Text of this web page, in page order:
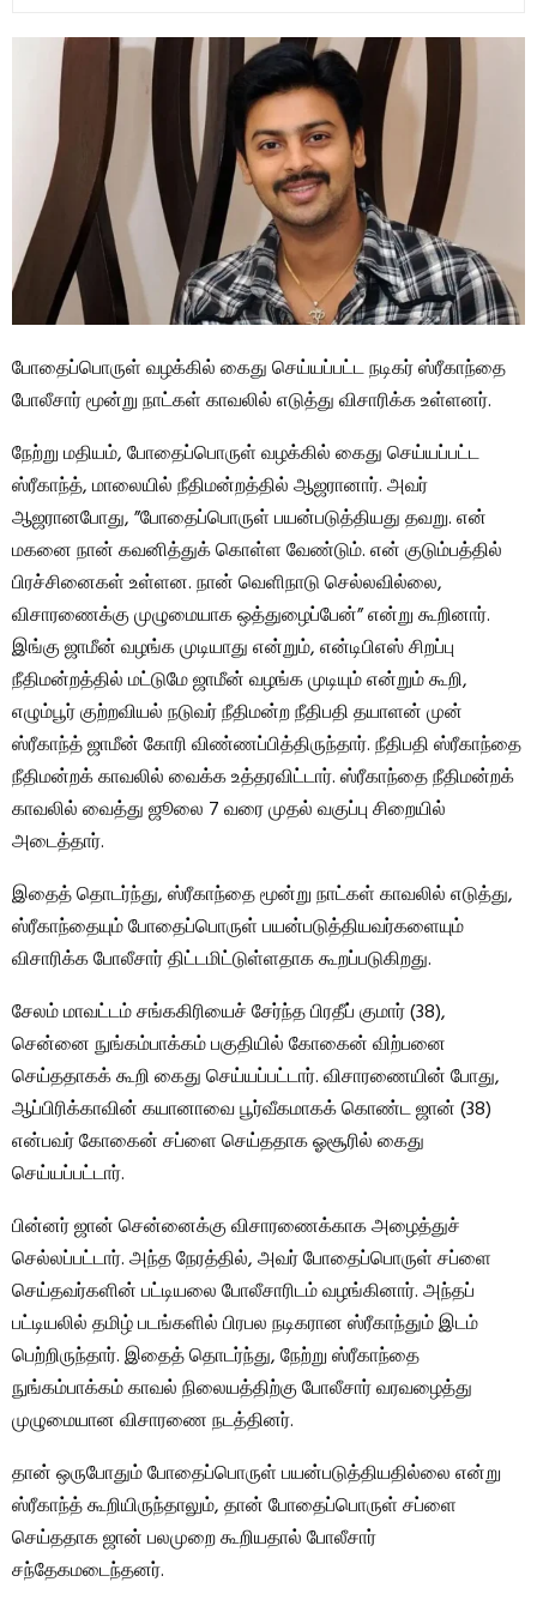
போதைப்பொருள் வழக்கில் கைது செய்யப்பட்ட நடிகர் ஸ்ரீகாந்தை
போலீசார் மூன்று நாட்கள் காவலில் எடுத்து விசாரிக்க உள்ளனர்.
நேற்று மதியம், போதைப்பொருள் வழக்கில் கைது செய்யப்பட்ட
ஸ்ரீகாந்த், மாலையில் நீதிமன்றத்தில் ஆஜரானார். அவர்
ஆஜரானபோது, ​​”போதைப்பொருள் பயன்படுத்தியது தவறு. என்
மகனை நான் கவனித்துக் கொள்ள வேண்டும். என் குடும்பத்தில்
பிரச்சினைகள் உள்ளன. நான் வெளிநாடு செல்லவில்லை,
விசாரணைக்கு முழுமையாக ஒத்துழைப்பேன்” என்று கூறினார்.
இங்கு ஜாமீன் வழங்க முடியாது என்றும், என்டிபிஎஸ் சிறப்பு
நீதிமன்றத்தில் மட்டுமே ஜாமீன் வழங்க முடியும் என்றும் கூறி,
எழும்பூர் குற்றவியல் நடுவர் நீதிமன்ற நீதிபதி தயாளன் முன்
ஸ்ரீகாந்த் ஜாமீன் கோரி விண்ணப்பித்திருந்தார். நீதிபதி ஸ்ரீகாந்தை
நீதிமன்றக் காவலில் வைக்க உத்தரவிட்டார். ஸ்ரீகாந்தை நீதிமன்றக்
காவலில் வைத்து ஜூலை 7 வரை முதல் வகுப்பு சிறையில்
அடைத்தார்.
இதைத் தொடர்ந்து, ஸ்ரீகாந்தை மூன்று நாட்கள் காவலில் எடுத்து,
ஸ்ரீகாந்தையும் போதைப்பொருள் பயன்படுத்தியவர்களையும்
விசாரிக்க போலீசார் திட்டமிட்டுள்ளதாக கூறப்படுகிறது.
சேலம் மாவட்டம் சங்ககிரியைச் சேர்ந்த பிரதீப் குமார் (38),
சென்னை நுங்கம்பாக்கம் பகுதியில் கோகைன் விற்பனை
செய்ததாகக் கூறி கைது செய்யப்பட்டார். விசாரணையின் போது, ​​
ஆப்பிரிக்காவின் கயானாவை பூர்வீகமாகக் கொண்ட ஜான் (38)
என்பவர் கோகைன் சப்ளை செய்ததாக ஓசூரில் கைது
செய்யப்பட்டார்.
பின்னர் ஜான் சென்னைக்கு விசாரணைக்காக அழைத்துச்
செல்லப்பட்டார். அந்த நேரத்தில், அவர் போதைப்பொருள் சப்ளை
செய்தவர்களின் பட்டியலை போலீசாரிடம் வழங்கினார். அந்தப்
பட்டியலில் தமிழ் படங்களில் பிரபல நடிகரான ஸ்ரீகாந்தும் இடம்
பெற்றிருந்தார். இதைத் தொடர்ந்து, நேற்று ஸ்ரீகாந்தை
நுங்கம்பாக்கம் காவல் நிலையத்திற்கு போலீசார் வரவழைத்து
முழுமையான விசாரணை நடத்தினர்.
தான் ஒருபோதும் போதைப்பொருள் பயன்படுத்தியதில்லை என்று
ஸ்ரீகாந்த் கூறியிருந்தாலும், தான் போதைப்பொருள் சப்ளை
செய்ததாக ஜான் பலமுறை கூறியதால் போலீசார்
சந்தேகமடைந்தனர்.